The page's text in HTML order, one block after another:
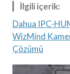
İlgili içerik:
Dahua IPC-
WizMind
Çözümü